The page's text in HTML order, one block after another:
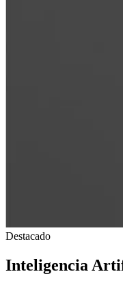
Destacado
Inteligencia